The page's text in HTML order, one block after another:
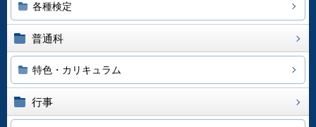
各種検定
普通科
特色・カリキュラム
行事